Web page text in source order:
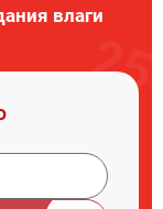
влаги